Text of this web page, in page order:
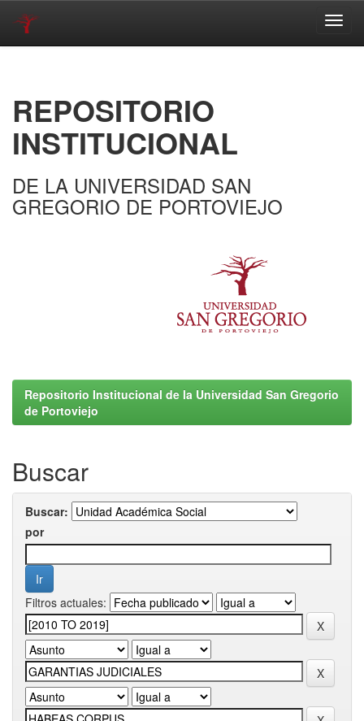
REPOSITORIO
INSTITUCIONAL
DE LA UNIVERSIDAD SAN
GREGORIO DE PORTOVIEJO
Repositorio Institucional de la Universidad San Gregorio
de Portoviejo
Buscar
Buscar:
por
Filtros actuales: